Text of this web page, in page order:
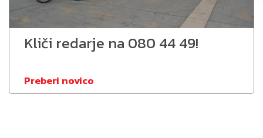
Kliči redarje na 080 44 49!
Preberi novico